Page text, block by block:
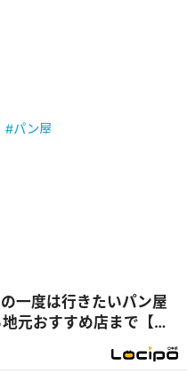
#パン屋
一度は行きたいパン屋
元おすすめ店まで【テ